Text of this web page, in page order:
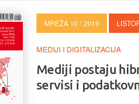
MREŽA 10 / 2019
MEDIJI I DIGITALIZACIJA
Mediji postaju
servisi i